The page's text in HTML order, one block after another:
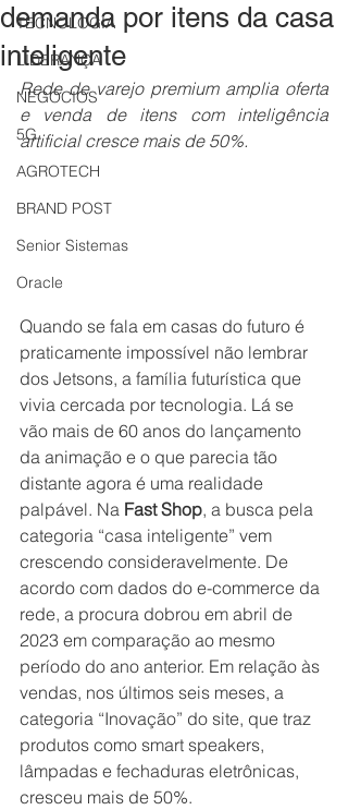
TECNOLOGIA
LIDERANÇA
NEGÓCIOS
5G
AGROTECH
BRAND POST
Senior Sistemas
Oracle
demanda por itens da casa
inteligente
Rede de varejo premium amplia oferta
e venda de itens com inteligência
artificial cresce mais de 50%.
Quando se fala em casas do futuro é
praticamente impossível não lembrar
dos Jetsons, a família futurística que
vivia cercada por tecnologia. Lá se
vão mais de 60 anos do lançamento
da animação e o que parecia tão
distante agora é uma realidade
palpável. Na Fast Shop, a busca pela
categoria “casa inteligente” vem
crescendo consideravelmente. De
acordo com dados do e-commerce da
rede, a procura dobrou em abril de
2023 em comparação ao mesmo
período do ano anterior. Em relação às
vendas, nos últimos seis meses, a
categoria “Inovação” do site, que traz
produtos como smart speakers,
lâmpadas e fechaduras eletrônicas,
cresceu mais de 50%.